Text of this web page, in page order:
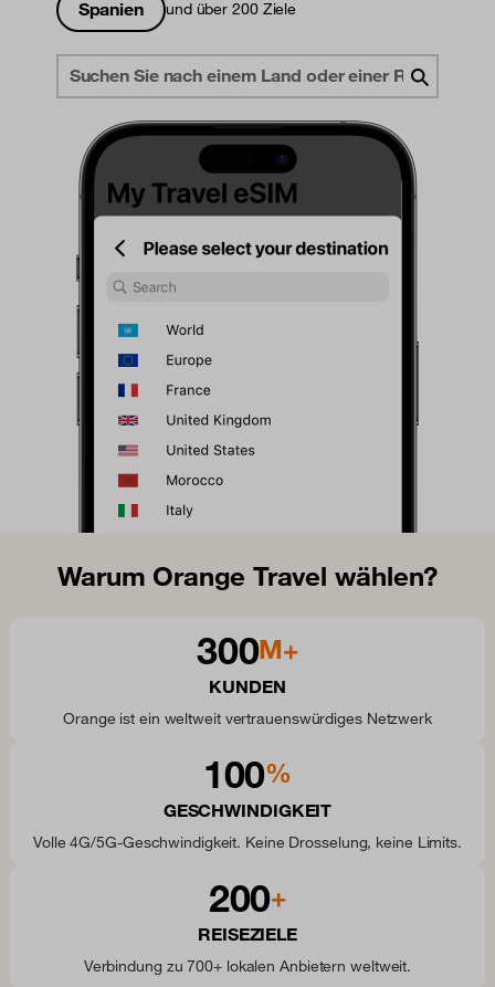
Spanien und über 200 Ziele
Warum Orange Travel wählen?
300M+
KUNDEN
Orange ist ein weltweit vertrauenswürdiges Netzwerk
100%
GESCHWINDIGKEIT
Volle 4G/5G-Geschwindigkeit. Keine Drosselung, keine Limits.
200+
REISEZIELE
Verbindung zu 700+ lokalen Anbietern weltweit.